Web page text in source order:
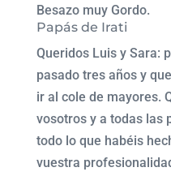
Besazo muy Gordo.
Papás de Irati
Queridos Luis y Sara:
pasado tres años y
ir al cole de mayores.
vosotros y a todas las
todo lo que habéis
vuestra